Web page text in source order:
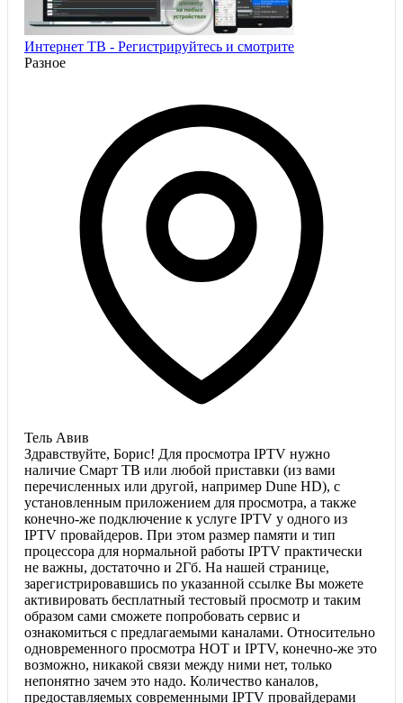
Интернет ТВ - Регистрируйтесь и смотрите
Разное
Тель Авив
Здравствуйте, Борис! Для просмотра IPTV нужно
наличие Смарт ТВ или любой приставки (из вами
перечисленных или другой, например Dune HD), с
установленным приложением для просмотра, а также
конечно-же подключение к услуге IPTV у одного из
IPTV провайдеров. При этом размер памяти и тип
процессора для нормальной работы IPTV практически
не важны, достаточно и 2Гб. На нашей странице,
зарегистрировавшись по указанной ссылке Вы можете
активировать бесплатный тестовый просмотр и таким
образом сами сможете попробовать сервис и
ознакомиться с предлагаемыми каналами. Относительно
одновременного просмотра HOT и IPTV, конечно-же это
возможно, никакой связи между ними нет, только
непонятно зачем это надо. Количество каналов,
предоставляемых современными IPTV провайдерами